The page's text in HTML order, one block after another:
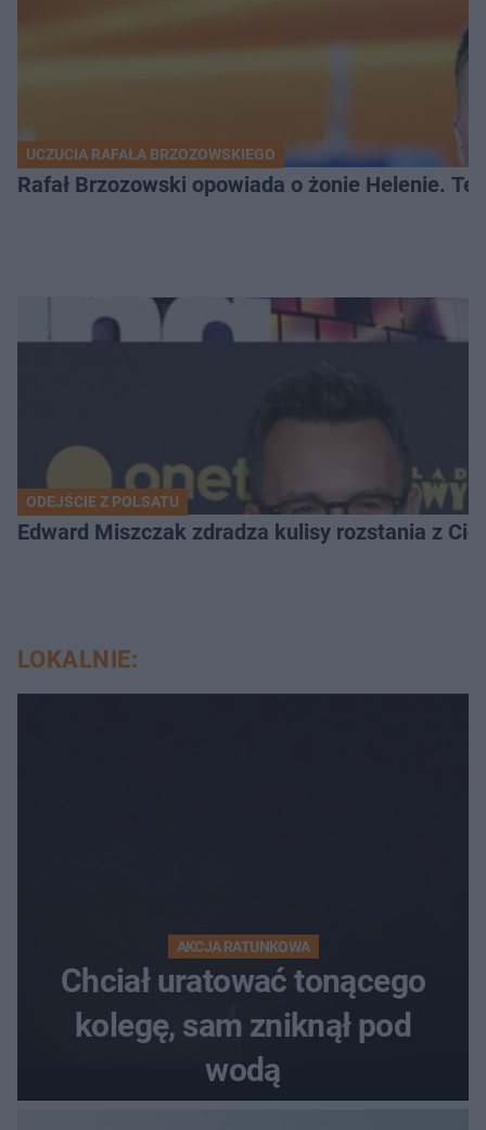
UCZUCIA RAFAŁA BRZOZOWSKIEGO
Rafał Brzozowski opowiada o żonie Helenie. Te
ODEJŚCIE Z POLSATU
Edward Miszczak zdradza kulisy rozstania z
LOKALNIE:
AKCJA RATUNKOWA
Chciał uratować tonącego
kolegę, sam zniknął pod
wodą